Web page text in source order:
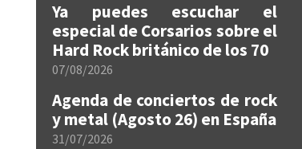
Ya puedes escuchar el
especial de Corsarios sobre el
Hard Rock británico de los 70
07/08/2026
Agenda de conciertos de rock
y metal (Agosto 26) en España
31/07/2026